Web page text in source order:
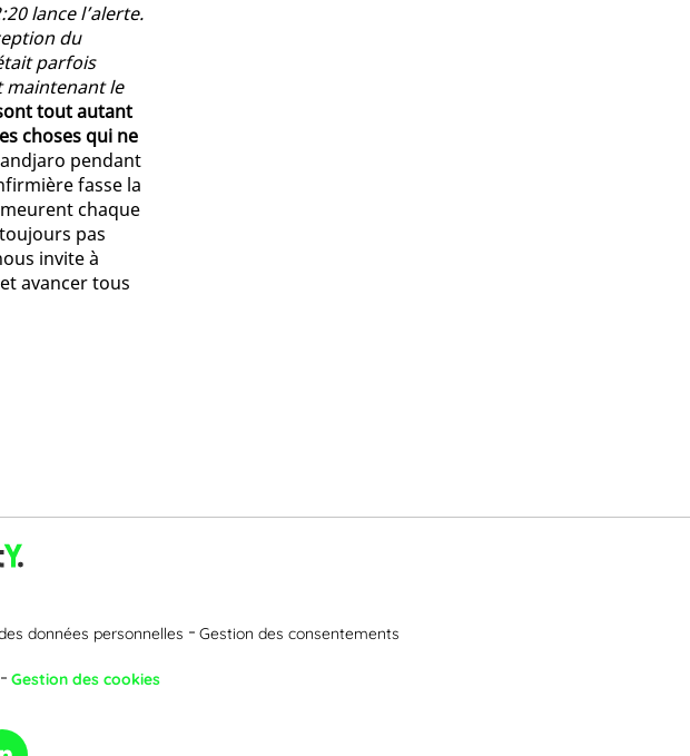
lance l’alerte.
du
parfois
maintenant le
tout autant
choses qui ne
pendant
fasse la
chaque
pas
invite à
avancer tous
données personnelles Gestion des consentements
Gestion des cookies